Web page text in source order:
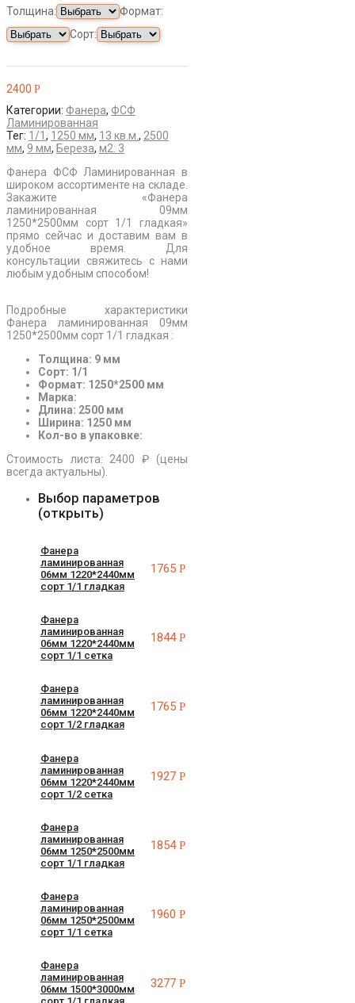
Толщина:
Формат:
Сорт:
2400 Р
Категории: Фанера, ФСФ
Ламинированная
Тег: 1/1 , 1250 мм, 13 кв.м. , 2500
мм, 9 мм, Береза, м2: 3
Фанера ФСФ Ламинированная в
широком ассортименте на складе.
Закажите «Фанера
ламинированная 09мм
1250*2500мм сорт 1/1 гладкая»
прямо сейчас и доставим вам в
удобное время. Для
консультации свяжитесь с нами
любым удобным способом!
Подробные характеристики
Фанера ламинированная 09мм
1250*2500мм сорт 1/1 гладкая :
Толщина: 9 мм
Сорт: 1/1
Формат: 1250*2500 мм
Марка:
Длина: 2500 мм
Ширина: 1250 мм
Кол-во в упаковке:
Стоимость листа: 2400 ₽ (цены
всегда актуальны).
Выбор параметров
(открыть)
Фанера
ламинированная
06мм 1220*2440мм
сорт 1/1 гладкая
1765Р
Фанера
ламинированная
06мм 1220*2440мм
сорт 1/1 сетка
1844Р
Фанера
ламинированная
06мм 1220*2440мм
сорт 1/2 гладкая
1765Р
Фанера
ламинированная
06мм 1220*2440мм
сорт 1/2 сетка
1927Р
Фанера
ламинированная
06мм 1250*2500мм
сорт 1/1 гладкая
1854Р
Фанера
ламинированная
06мм 1250*2500мм
сорт 1/1 сетка
1960Р
Фанера
ламинированная
06мм 1500*3000мм
3277Р